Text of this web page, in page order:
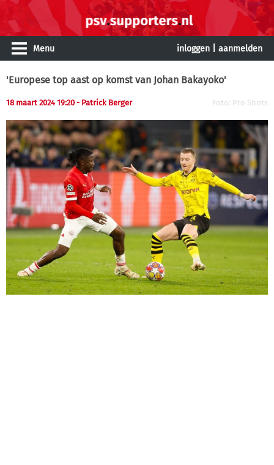
Menu inloggen aanmelden
'Europese top aast op komst van Johan Bakayoko'
18 maart 2024 19:20 - Patrick Berger Foto: Pro Shots